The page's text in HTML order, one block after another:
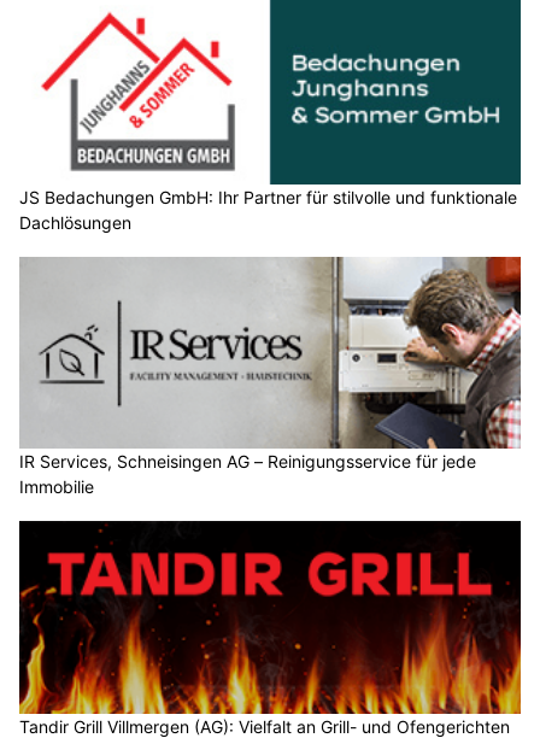
JS Bedachungen GmbH: Ihr Partner für stilvolle und funktionale
Dachlösungen
IR Services, Schneisingen AG – Reinigungsservice für jede
Immobilie
Tandir Grill Villmergen (AG): Vielfalt an Grill- und Ofengerichten